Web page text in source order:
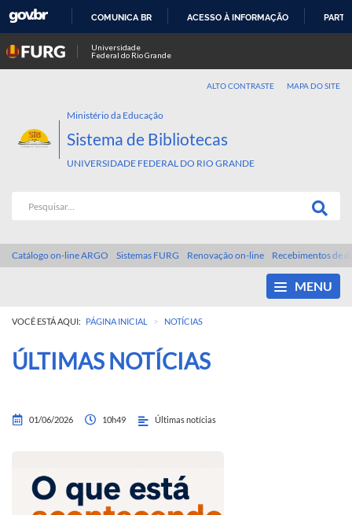
COMUNICA BR ACESSO À INFORMAÇÃO
Universidade
Federal do Rio Grande
ALTO CONTRASTE MAPA DO SITE
Ministério da Educação
Sistema de Bibliotecas
UNIVERSIDADE FEDERAL DO RIO GRANDE
Catálogo on-line ARGO Sistemas FURG Renovação on-line Recebimentos de
MENU
VOCÊ ESTÁ AQUI: PÁGINA INICIAL > NOTÍCIAS
ÚLTIMAS NOTÍCIAS
01/06/2026 10h49 Últimas notícias